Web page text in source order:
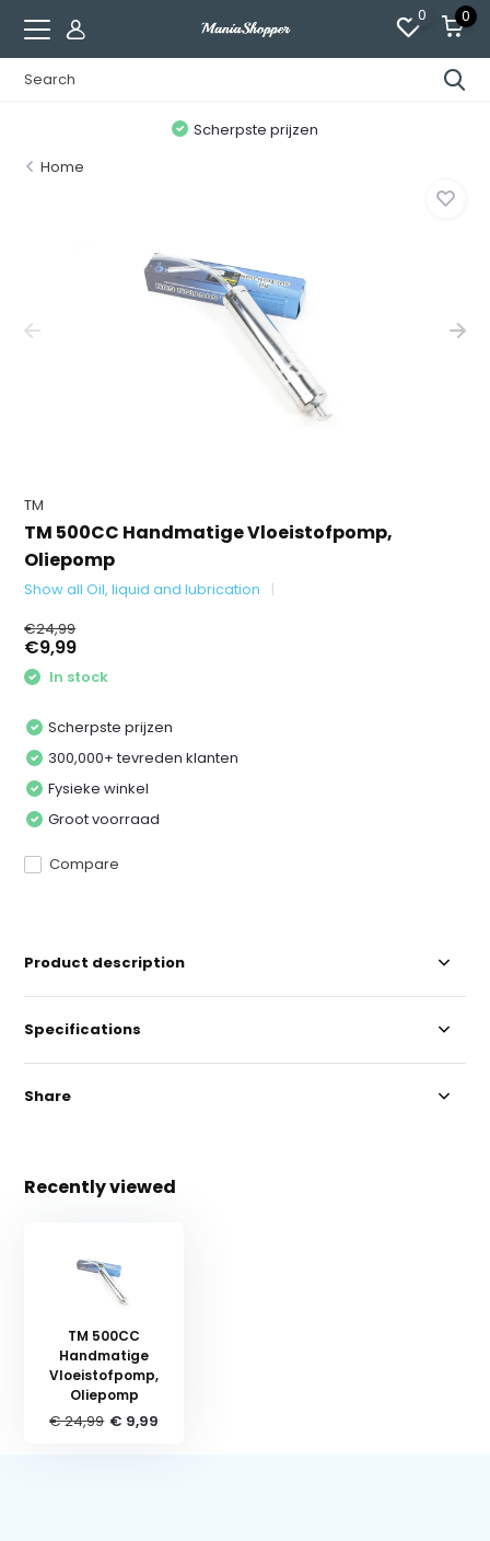
0 0
Scherpste prijzen
Home
TM
TM 500CC Handmatige Vloeistofpomp,
Oliepomp
Show all Oil, liquid and lubrication
€24,99
€9,99
In stock
Scherpste prijzen
300,000+ tevreden klanten
Fysieke winkel
Groot voorraad
Compare
Product description
Specifications
Share
Recently viewed
TM 500CC
Handmatige
Vloeistofpomp,
Oliepomp
€ 24,99 € 9,99